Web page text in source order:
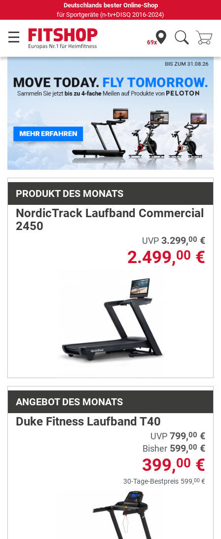
69 Fachmärkte vor Ort mit 75 eigenen Servicetechnikern
69x
Previous Next
PRODUKT DES MONATS
NordicTrack Laufband Commercial
2450
UVP 3.299,00 €
2.499,00 €
ANGEBOT DES MONATS
Duke Fitness Laufband T40
UVP 799,00 €
Bisher 599,00 €
399,00 €
30-Tage-Bestpreis 599,00 €